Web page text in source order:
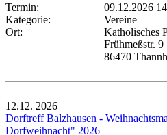
Termin:
09.12.2026
Kategorie:
Vereine
Ort:
Katholisches
Frühmeßstr. 9
86470
12.12. 2026
Dorftreff Balzhausen -
Dorfweihnacht" 2026